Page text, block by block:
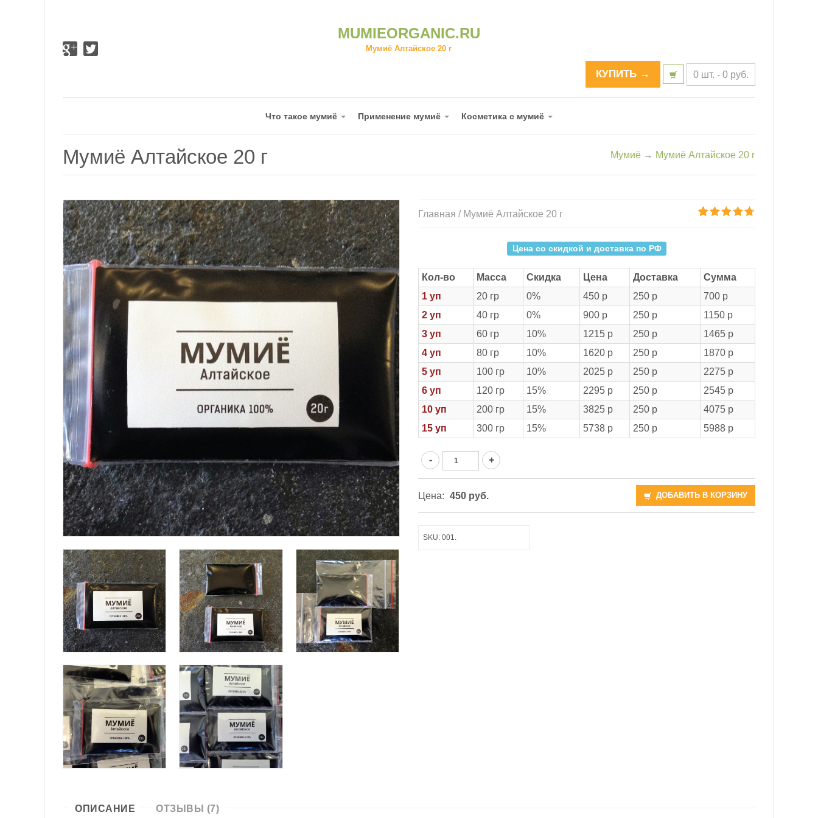
MUMIEORGANIC.RU
Мумиё Алтайское 20 г
КУПИТЬ → 0 шт. - 0 руб.
Что такое мумиё Применение мумиё Косметика с мумиё
Мумиё Алтайское 20 г Мумиё → Мумиё Алтайское 20 г
Главная / Мумиё Алтайское 20 г
клиентов
Цена со скидкой и доставка по РФ
Кол-во Масса Скидка Цена Доставка
Сумма
1 уп
20 гр 0% 450 р 250 р
700 р
2 уп
40 гр 0% 900 р 250 р
1150 р
3 уп
60 гр 10% 1215 р 250 р
1465 р
4 уп
80 гр 10% 1620 р 250 р
1870 р
5 уп
100 гр 10% 2025 р 250 р
2275 р
6 уп
120 гр 15% 2295 р 250 р
2545 р
10 уп
200 гр 15% 3825 р 250 р
4075 р
15 уп
300 гр 15% 5738 р 250 р 5988 р
Цена: 450 руб. ДОБАВИТЬ В КОРЗИНУ
SKU: 001.
ОПИСАНИЕ ОТЗЫВЫ (7)